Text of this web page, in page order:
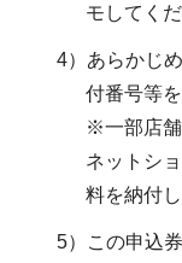
モしてくだ
4）あらかじ
付番号等
※一部店舗
ネットシ
料を納付
5）この申込